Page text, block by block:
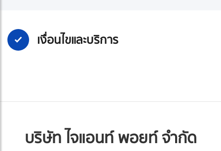
เงื่อนไขและบริการ
บริษัท ไจแอนท์ พอยท์ จำกัด